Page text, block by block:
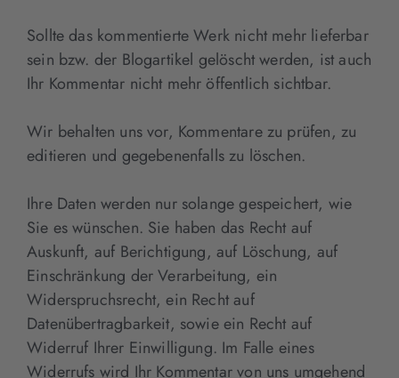
Sollte das kommentierte Werk nicht mehr lieferbar
sein bzw. der Blogartikel gelöscht werden, ist auch
Ihr Kommentar nicht mehr öffentlich sichtbar.
Wir behalten uns vor, Kommentare zu prüfen, zu
editieren und gegebenenfalls zu löschen.
Ihre Daten werden nur solange gespeichert, wie
Sie es wünschen. Sie haben das Recht auf
Auskunft, auf Berichtigung, auf Löschung, auf
Einschränkung der Verarbeitung, ein
Widerspruchsrecht, ein Recht auf
Datenübertragbarkeit, sowie ein Recht auf
Widerruf Ihrer Einwilligung. Im Falle eines
Widerrufs wird Ihr Kommentar von uns umgehend